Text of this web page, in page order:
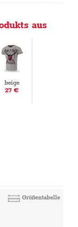
aus
beige
27 €
Größentabelle